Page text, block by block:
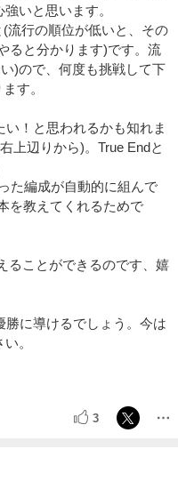
いと思います。
流行の順位が低いと、その
ると分かります)です。流
)ので、何度も挑戦して下
す。
！と思われるかも知れま
上辺りから)。True Endと
た編成が自動的に組んで
を教えてくれるためで
ることができるのです、嬉
に導けるでしょう。今は
。
3